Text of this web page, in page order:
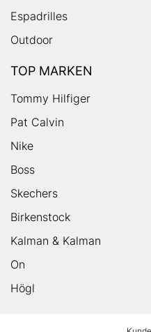
Espadrilles
Outdoor
TOP MARKEN
Tommy Hilfiger
Pat Calvin
Nike
Boss
Skechers
Birkenstock
Kalman & Kalman
On
Högl